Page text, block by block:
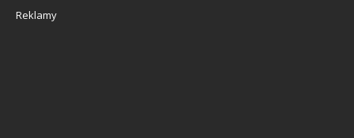
Reklamy